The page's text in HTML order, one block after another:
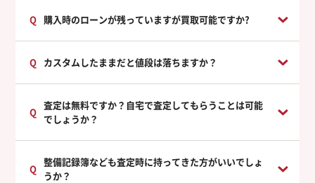
購入時のローンが残っていますが買取可能ですか?
カスタムしたままだと値段は落ちますか？
査定は無料ですか？自宅で査定してもらうことは可能
でしょうか？
整備記録簿なども査定時に持ってきた方がいいでしょ
うか？